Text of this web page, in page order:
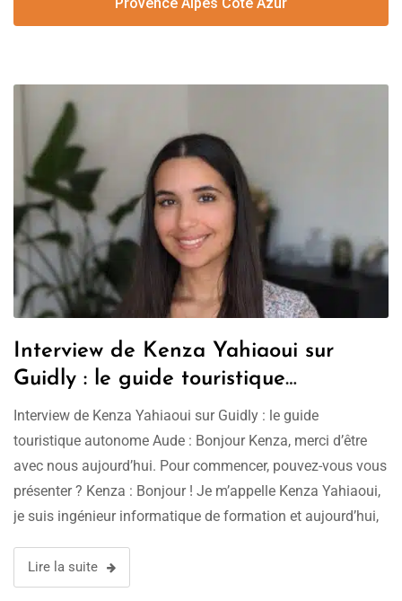
Interview de Kenza Yahiaoui sur
Guidly : le guide touristique
autonome
Interview de Kenza Yahiaoui sur Guidly : le guide
touristique autonome Aude : Bonjour Kenza, merci d’être
avec nous aujourd’hui. Pour commencer, pouvez-vous vous
présenter ? Kenza : Bonjour ! Je m’appelle Kenza Yahiaoui,
je suis ingénieur informatique de formation et aujourd’hui,
Mon objectif est …
Lire la suite